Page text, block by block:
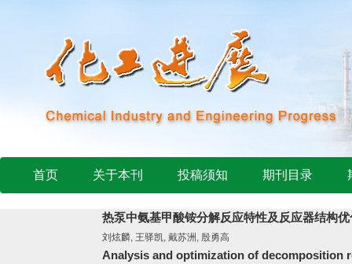
首页 关于本刊 投稿须知 期刊目录
热泵中氨基甲酸铵分解反应特性及反应器结构优
刘炫麟, 王驿凯, 戴苏洲, 殷勇高
Analysis and optimization of decomposition